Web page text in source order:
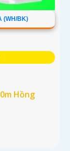
(WH/BK)
Hồng